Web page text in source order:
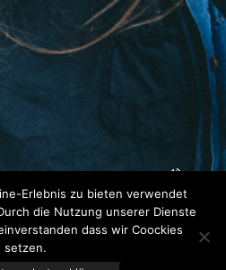
Erlebnis zu bieten verwendet
die Nutzung unserer Dienste
dass wir Coockies
setzen.